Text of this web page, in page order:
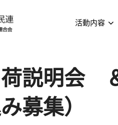
活動内容
荷説明会
募集）